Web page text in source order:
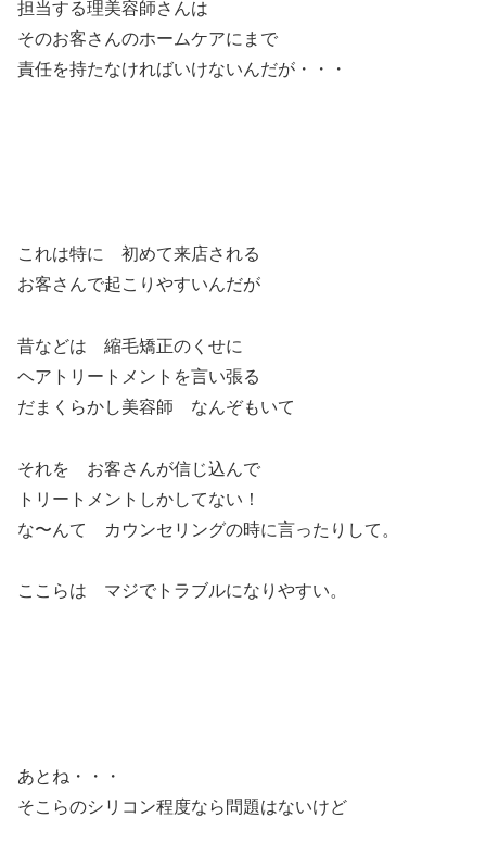
担当する理美容師さんは
そのお客さんのホームケアにまで
責任を持たなければいけないんだが・・・
これは特に 初めて来店される
お客さんで起こりやすいんだが
昔などは 縮毛矯正のくせに
ヘアトリートメントを言い張る
だまくらかし美容師 なんぞもいて
それを お客さんが信じ込んで
トリートメントしかしてない！
な〜んて カウンセリングの時に言ったりして。
ここらは マジでトラブルになりやすい。
あとね・・・
そこらのシリコン程度なら問題はないけど